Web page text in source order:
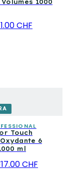
1000
CHF
Touch
6
ml
17.00 CHF